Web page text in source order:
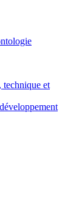
technique et